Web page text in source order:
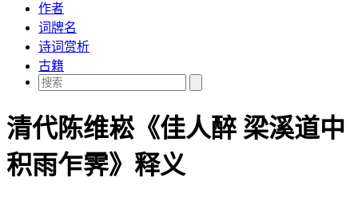
作者
词牌名
诗词赏析
古籍
清代陈维崧《佳人醉 梁溪道中
积雨乍霁》释义